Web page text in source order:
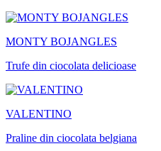
MONTY BOJANGLES
Trufe din ciocolata delicioase
VALENTINO
Praline din ciocolata belgiana